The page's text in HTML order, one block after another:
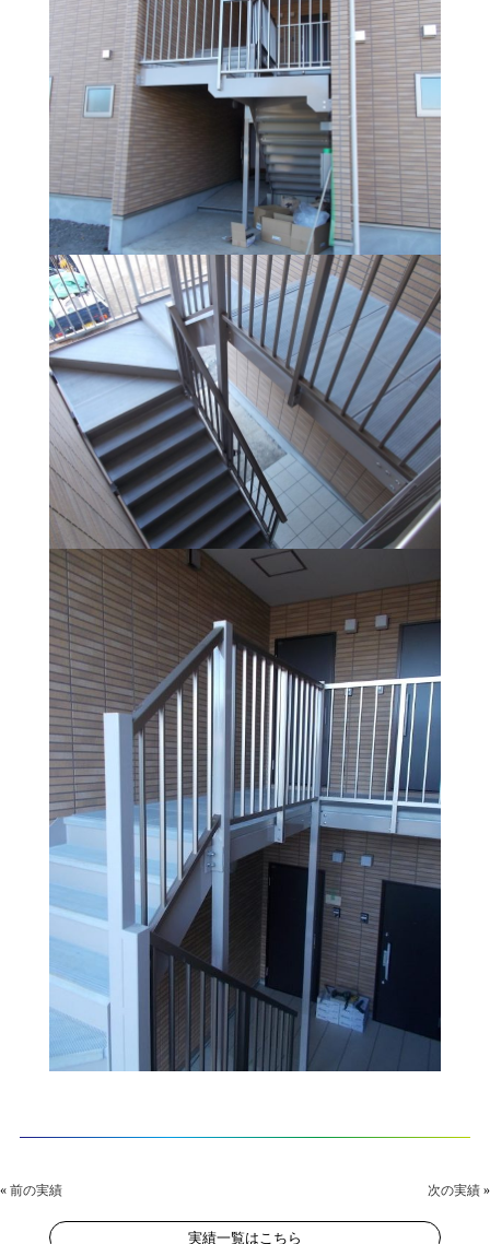
« 前の実績 次の実績 »
実績一覧はこちら